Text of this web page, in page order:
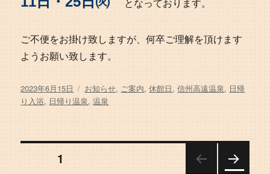
となっております。
ご不便をお掛け致しますが、何卒ご理解を頂けます
ようお願い致します。
投
稿
2023年6月15日
タ
グ
お知らせ, ご案内,休館日,信州高遠温泉, 日帰
り入浴, 日帰り温泉,温泉
投
ページ1